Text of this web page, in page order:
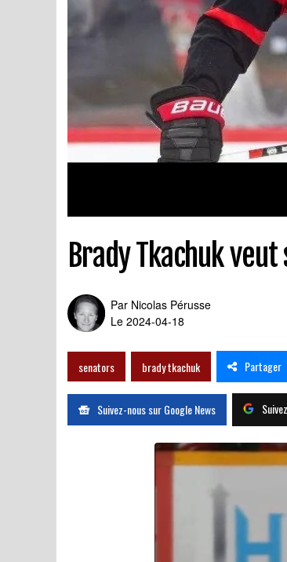
Brady Tkachuk
Par Nicolas Pérusse
Le 2024-04-18
senators brady tkachuk Partager
Suivez-nous sur Google News